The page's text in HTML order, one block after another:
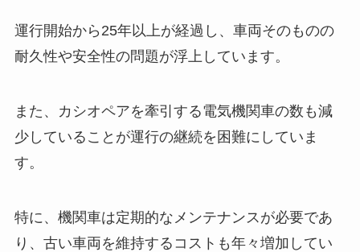
運行開始から25年以上が経過し、車両そのものの
耐久性や安全性の問題が浮上しています。
また、カシオペアを牽引する電気機関車の数も減
少していることが運行の継続を困難にしていま
す。
特に、機関車は定期的なメンテナンスが必要であ
り、古い車両を維持するコストも年々増加してい